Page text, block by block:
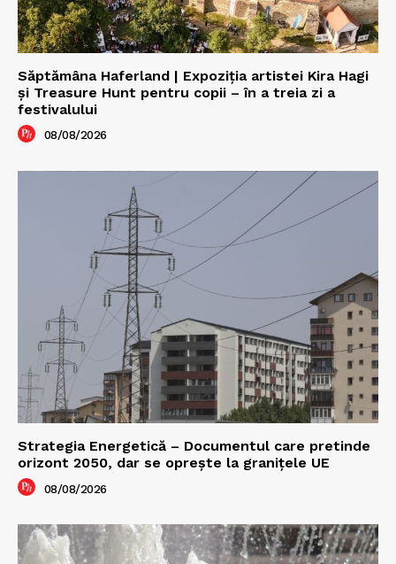
Săptămâna Haferland | Expoziţia artistei Kira Hagi
şi Treasure Hunt pentru copii – în a treia zi a
festivalului
08/08/2026
Strategia Energetică – Documentul care pretinde
orizont 2050, dar se oprește la granițele UE
08/08/2026